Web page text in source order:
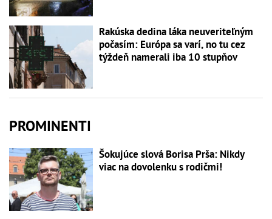
Rakúska dedina láka neuveriteľným
počasím: Európa sa varí, no tu cez
týždeň namerali iba 10 stupňov
PROMINENTI
Šokujúce slová Borisa Prša: Nikdy
viac na dovolenku s rodičmi!